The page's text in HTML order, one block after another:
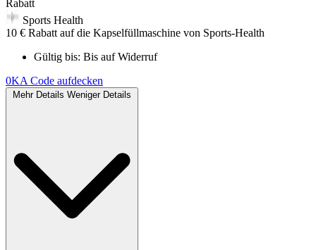
Rabatt
Sports Health
10 € Rabatt auf die Kapselfüllmaschine von Sports-Health
Gültig bis: Bis auf Widerruf
0KA Code aufdecken
Mehr Details Weniger Details